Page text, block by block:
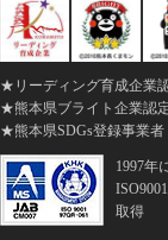
★リーディング育成企業
★熊本県ブライト企業認
★熊本県SDGs登録事業者
1997年
取得